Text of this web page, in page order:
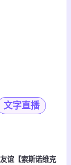
文字直播
谊【索斯诺维克